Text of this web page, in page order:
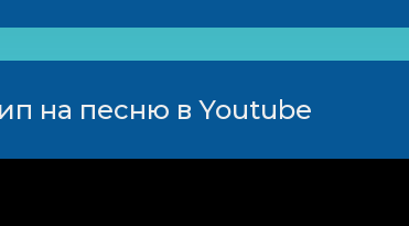
на песню в Youtube